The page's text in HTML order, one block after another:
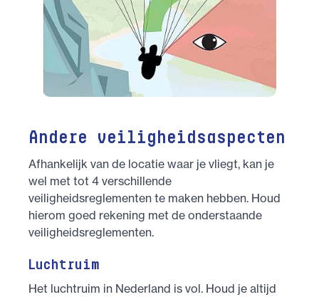
Andere veiligheidsaspecten
Afhankelijk van de locatie waar je vliegt, kan je
wel met tot 4 verschillende
veiligheidsreglementen te maken hebben. Houd
hierom goed rekening met de onderstaande
veiligheidsreglementen.
Luchtruim
Het luchtruim in Nederland is vol. Houd je altijd